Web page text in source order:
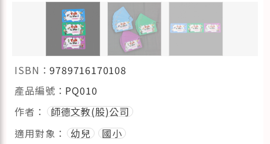
ISBN：9789716170108
產品編號： PQ010
作者：
師德文教(股)公司
適用對象：
幼兒
國小